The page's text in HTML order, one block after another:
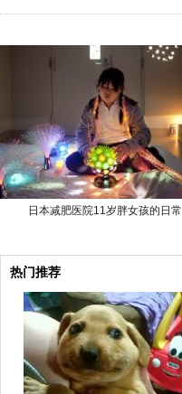
日本减肥医院11岁胖女孩的日常
热门推荐